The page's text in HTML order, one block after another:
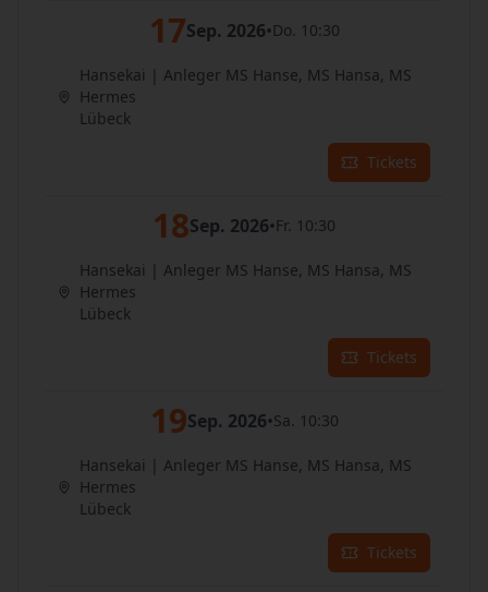
17Sep. 2026•Do. 10:30
Hansekai | Anleger MS Hanse, MS Hansa, MS
Hermes
Lübeck
Tickets
18Sep. 2026•Fr. 10:30
Hansekai | Anleger MS Hanse, MS Hansa, MS
Hermes
Lübeck
Tickets
19Sep. 2026•Sa. 10:30
Hansekai | Anleger MS Hanse, MS Hansa, MS
Hermes
Lübeck
Tickets